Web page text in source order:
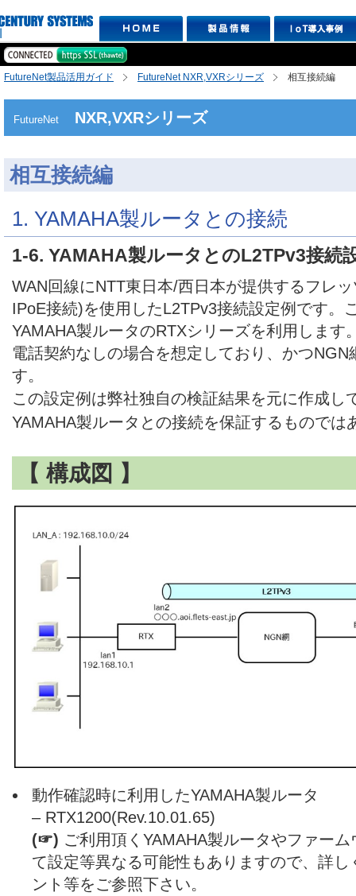
FutureNet製品活用ガイド FutureNet NXR,VXRシリーズ 相互接続編
FutureNet NXR,VXRシリーズ
相互接続編
1. YAMAHA製ルータとの接続
1-6. YAMAHA製ルータとのL2TPv3接続
WAN回線にNTT東日本/西日本が提供するフレ
IPoE接続)を使用したL2TPv3接続設定例です。
YAMAHA製ルータのRTXシリーズを利用します
電話契約なしの場合を想定しており、かつ
す。
この設定例は弊社独自の検証結果を元に作成し
YAMAHA製ルータとの接続を保証するものでは
【 構成図 】
動作確認時に利用したYAMAHA製ルータ
– RTX1200(Rev.10.01.65)
(☞) ご利用頂くYAMAHA製ルータやファー
て設定等異なる可能性もありますので、詳
ント等をご参照下さい。